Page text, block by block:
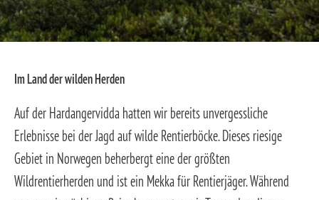
Im Land der wilden Herden
Auf der Hardangervidda hatten wir bereits unvergessliche
Erlebnisse bei der Jagd auf wilde Rentierböcke. Dieses riesige
Gebiet in Norwegen beherbergt eine der größten
Wildrentierherden und ist ein Mekka für Rentierjäger. Während